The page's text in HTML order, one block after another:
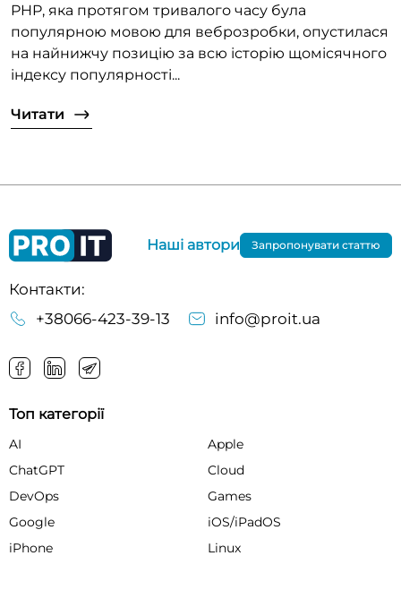
PHP, яка протягом тривалого часу була
популярною мовою для веброзробки, опустилася
на найнижчу позицію за всю історію щомісячного
індексу популярності...
Читати
Контакти:
+38066-423-39-13
info@proit.ua
Наші автори Запропонувати статтю
Топ категорії
AI
Apple
ChatGPT
Cloud
DevOps
Games
Google
iOS/iPadOS
iPhone
Linux